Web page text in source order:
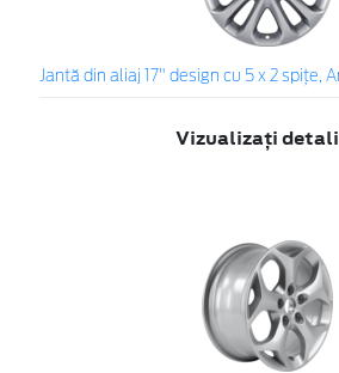
Jantă din aliaj 17" design cu 5 x 2 spiţe,
Vizualizați